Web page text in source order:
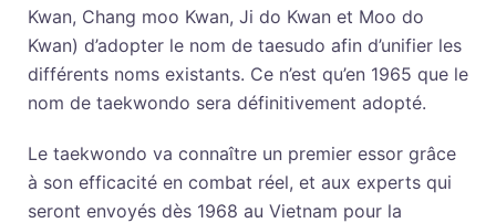
Kwan, Chang moo Kwan, Ji do Kwan et Moo do
Kwan) d’adopter le nom de taesudo afin d’unifier les
différents noms existants. Ce n’est qu’en 1965 que le
nom de taekwondo sera définitivement adopté.
Le taekwondo va connaître un premier essor grâce
à son efficacité en combat réel, et aux experts qui
seront envoyés dès 1968 au Vietnam pour la